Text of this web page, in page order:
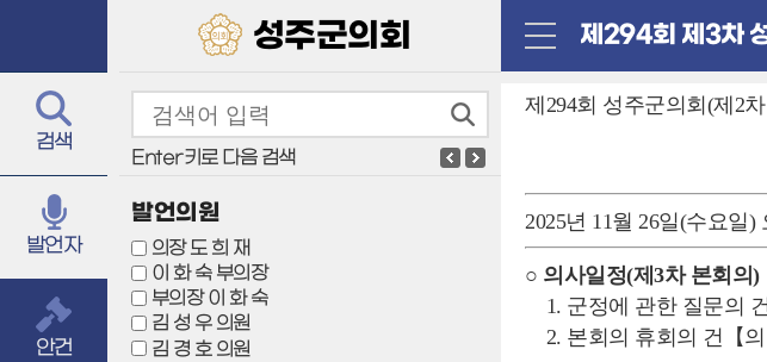
성주군의회
검색
Enter키로 다음 검색
발언자
발언의원
의장 도 희 재
이 화 숙 부의장
부의장 이 화 숙
김 성 우 의원
김 경 호 의원
안건
제294회 성주군의회(제2
2025년 11월 26일(수요일)
○ 의사일정(제3차 본회의)
1. 군정에 관한 질문의
2. 본회의 휴회의 건【의